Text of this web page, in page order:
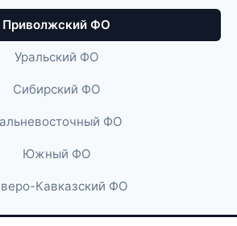
Приволжский ФО
Уральский ФО
Сибирский ФО
ФО
Южный ФО
Кавказский ФО